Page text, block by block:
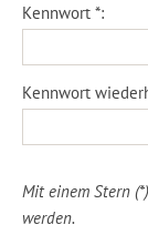
Kennwort *:
Kennwort
Mit einem Stern
werden.